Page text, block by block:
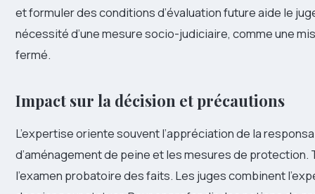
et formuler des conditions d’évaluation future aide le
nécessité d’une mesure socio-judiciaire, comme une
fermé.
Impact sur la décision et précautions
L’expertise oriente souvent l’appréciation de la
d’aménagement de peine et les mesures de
l’examen probatoire des faits. Les juges combinent